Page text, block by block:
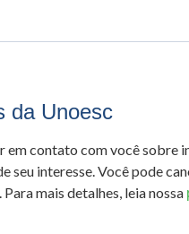
da Unoesc
em contato com você sobre
seu interesse. Você pode
mais detalhes, leia nossa